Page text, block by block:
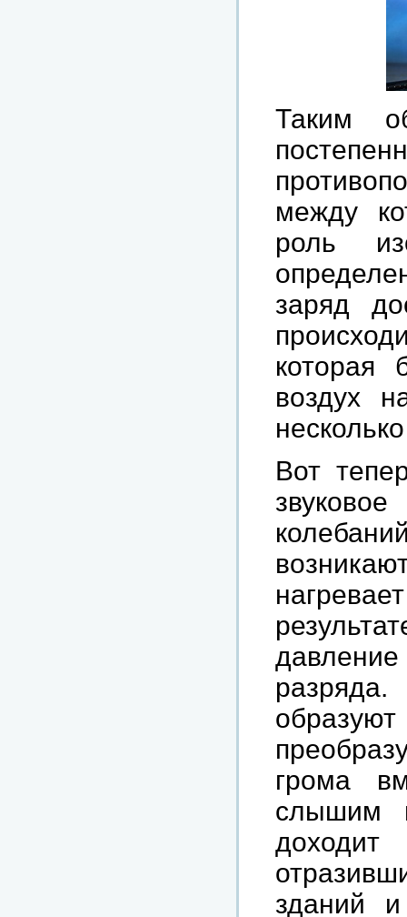
Таким
между
роль
заряд
которая
воздух
Вот
давление
грома
слышим
доходит
зданий